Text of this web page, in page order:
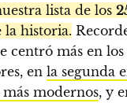
lista de los
la historia.
centró más en
en la segunda
modernos, y